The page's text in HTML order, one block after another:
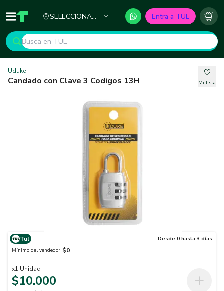
Inicio TUL - Tu Marketplace de Construcción
SELECCIONA
Entra a TUL
Uduke
Candado con Clave 3 Codigos 13H Mi lista
Tul
Desde 0 hasta 3 días.
Mínimo del vendedor $0
x1 Unidad
$10.000